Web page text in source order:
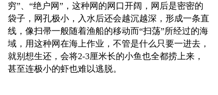
穷”、“绝户网”，这种网的网口开阔，网后是密密的
袋子，网孔极小，入水后还会越沉越深，形成一条直
线，像扫帚一般随着渔船的移动而“扫荡”所经过的海
域，用这种网在海上作业，不管是什么只要一进去，
就别想生还，会将2-3厘米长的小鱼也全都捞上来，
甚至连极小的虾也难以逃脱。